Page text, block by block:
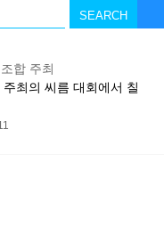
합 주최
최의 씨름 대회에서 칠